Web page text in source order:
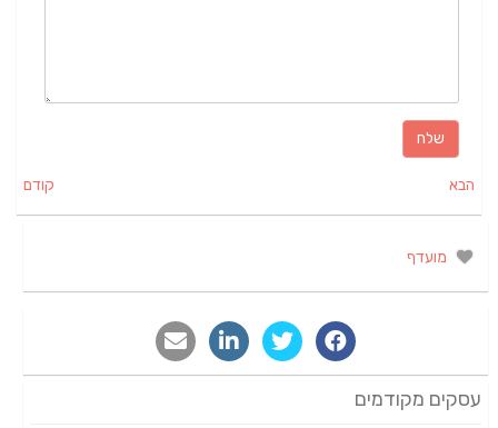
קודם הבא
מועדף
עסקים מקודמים